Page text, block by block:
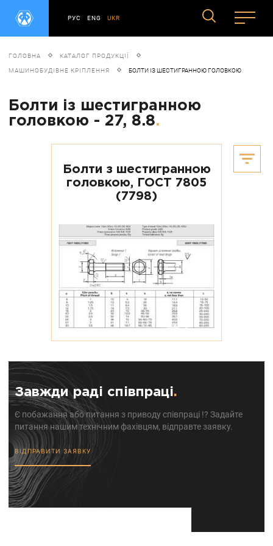
РУС ENG UKR
ГОЛОВНА КАТАЛОГ ПРОДУКЦІЇ
МАШИНОБУДІВНЕ КРІПЛЕННЯ БОЛТИ ІЗ ШЕСТИГРАННОЮ ГОЛОВКОЮ
Болти із шестигранною
головкою - 27, 8.8.
Болти з шестигранною
головкою, ГОСТ 7805
(7798)
Завжди раді співпраці.
Є побажання або питання з приводу співпраці !? Задайте
питання нашим технічним фахівцям, відправте заявку.
ВІДПРАВИТИ ЗАЯВКУ